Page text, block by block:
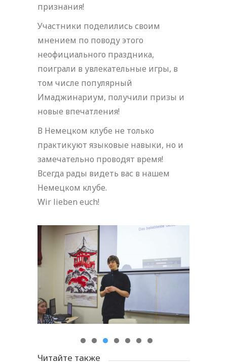
признания!
Участники поделились своим
мнением по поводу этого
неофициального праздника,
поиграли в увлекательные игры, в
том числе популярный
Имаджинариум, получили призы и
новые впечатления!
В Немецком клубе не только
практикуют языковые навыки, но и
замечательно проводят время!
Всегда рады видеть вас в нашем
Немецком клубе.
Wir lieben euch!
Читайте также